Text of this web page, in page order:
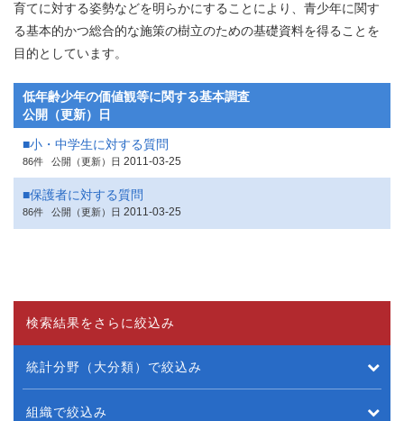
育てに対する姿勢などを明らかにすることにより、青少年に関す
る基本的かつ総合的な施策の樹立のための基礎資料を得ることを
目的としています。
低年齢少年の価値観等に関する基本調査
公開（更新）日
■小・中学生に対する質問
86件 公開（更新）日 2011-03-25
■保護者に対する質問
86件 公開（更新）日 2011-03-25
検索結果をさらに絞込み
統計分野（大分類）で絞込み
組織で絞込み